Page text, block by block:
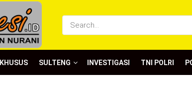
SULTENG INVESTIGASI TNI POLRI